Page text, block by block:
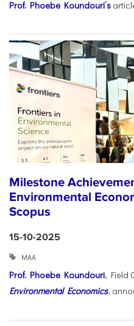
Prof. Phoebe Koundouri’s
Milestone
Environmental
Scopus
15-10-2025
ΜΑΑ
Prof. Phoebe Koundouri, Field
Environmental Economics,